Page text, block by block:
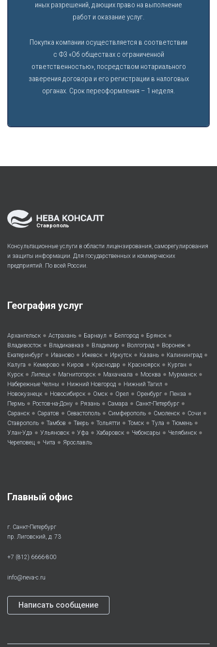
иных разрешений, дающих право на выполнение
работ и оказание услуг.
Покупка компании осуществляется в соответствии
с ФЗ «Об обществах с ограниченной
ответственностью», посредством нотариального
заверения договора и его регистрации в налоговых
органах. Срок переоформления – 1 неделя.
Ставрополь
Консультационные услуги в области лицензирования, саморегулирования
и защиты информации. Для государственных и коммерческих
предприятий. По всей России.
География услуг
Архангельск • Астрахань • Барнаул • Белгород • Брянск •
Владивосток • Владикавказ • Владимир • Волгоград • Воронеж •
Екатеринбург • Иваново • Ижевск • Иркутск • Казань • Калининград •
Калуга • Кемерово • Киров • Краснодар • Красноярск • Курган •
Курск • Липецк • Магнитогорск • Махачкала • Москва • Мурманск •
Набережные Челны • Нижний Новгород • Нижний Тагил •
Новокузнецк • Новосибирск • Омск • Орел • Оренбург • Пенза •
Пермь • Ростов-на-Дону • Рязань • Самара • Санкт-Петербург •
Саранск • Саратов • Севастополь • Симферополь • Смоленск • Сочи •
Ставрополь • Тамбов • Тверь • Тольятти • Томск • Тула • Тюмень •
Улан-Удэ • Ульяновск • Уфа • Хабаровск • Чебоксары • Челябинск •
Череповец • Чита • Ярославль
Главный офис
г. Санкт-Петербург
пр. Лиговский, д. 73
+7 (812) 6666-800
info@neva-c.ru
Написать сообщение